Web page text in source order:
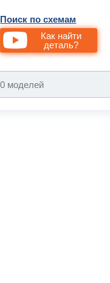
Поиск по схемам
Как найти
деталь?